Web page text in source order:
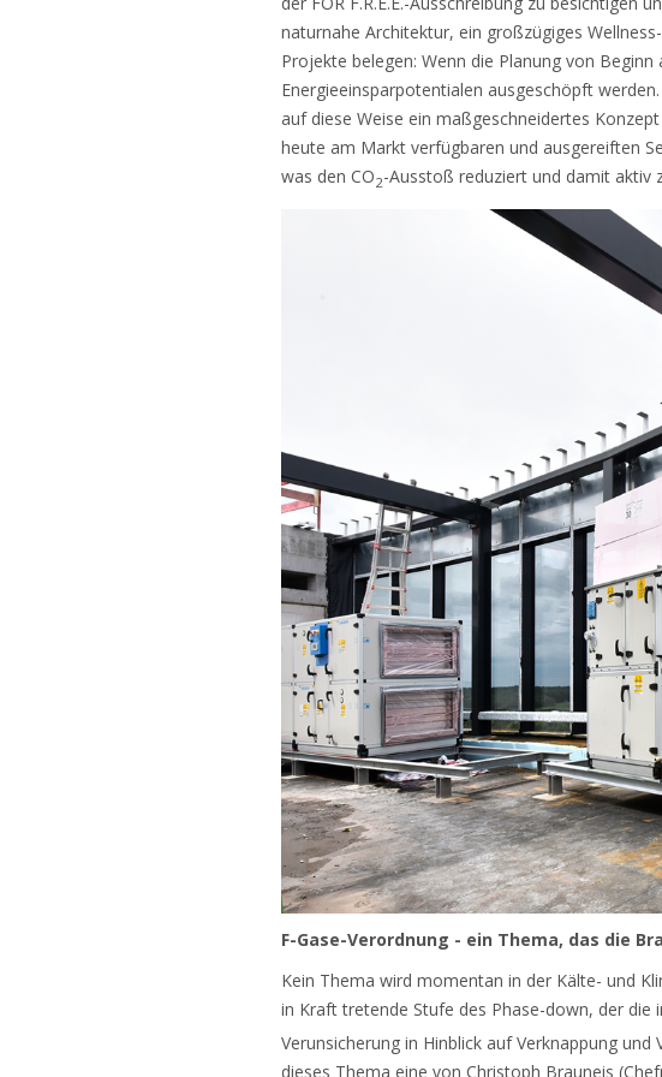
naturnahe Architektur, ein großzügiges
Projekte belegen: Wenn die Planung von
Energieeinsparpotentialen ausgeschöpft
auf diese Weise ein maßgeschneidertes
heute am Markt verfügbaren und ausgereiften
was den CO2-Ausstoß reduziert und damit aktiv
F-Gase-Verordnung - ein Thema, das die
Kein Thema wird momentan in der Kälte- und
in Kraft tretende Stufe des Phase-down, der die
Verunsicherung in Hinblick auf Verknappung
dieses Thema eine von Christoph Brauneis